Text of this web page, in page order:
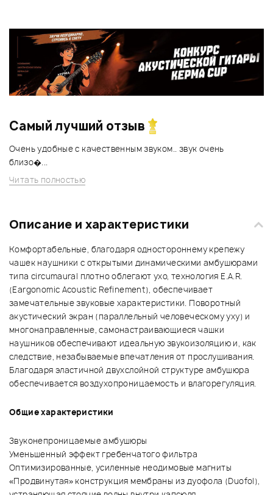
Самый лучший отзыв
Очень удобные с качественным звуком.. звук очень
близо�...
Читать полностью
Описание и характеристики
Комфортабельные, благодаря одностороннему крепежу
чашек наушники с открытыми динамическими амбушюрами
типа circumaural плотно облегают ухо, технология E.A.R.
(Eargonomic Acoustic Refinement), обеспечивает
замечательные звуковые характеристики. Поворотный
акустический экран (параллельный человеческому уху) и
многонаправленные, самонастраивающиеся чашки
наушников обеспечивают идеальную звукоизоляцию и, как
следствие, незабываемые впечатления от прослушивания.
Благодаря эластичной двухслойной структуре амбушюра
обеспечивается воздухопроницаемость и влагорегуляция.
Общие характеристики
Звуконепроницаемые амбушюры
Уменьшенный эффект гребенчатого фильтра
Оптимизированные, усиленные неодимовые магниты
«Продвинутая» конструкция мембраны из дуофола (Duofol),